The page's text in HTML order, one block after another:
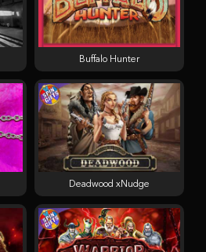
Deadwood xNudge
Buffalo Hunter